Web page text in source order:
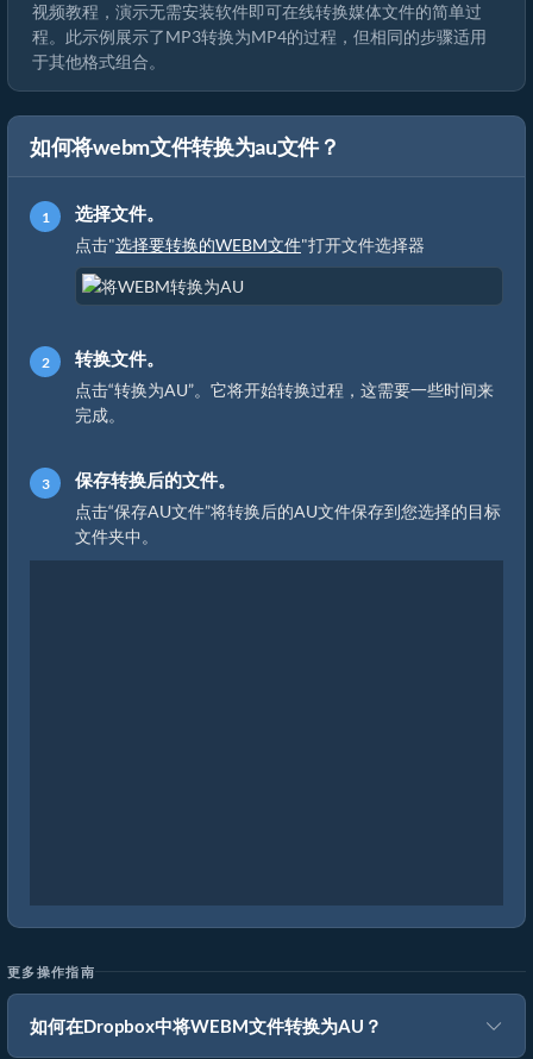
视频教程，演示无需安装软件即可在线转换媒体文件的简单过
程。此示例展示了MP3转换为MP4的过程，但相同的步骤适用
于其他格式组合。
如何将webm文件转换为au文件？
选择文件。
点击"选择要转换的WEBM文件"打开文件选择器
转换文件。
点击“转换为AU”。它将开始转换过程，这需要一些时间来
完成。
保存转换后的文件。
点击“保存AU文件”将转换后的AU文件保存到您选择的目标
文件夹中。
更多操作指南
如何在Dropbox中将WEBM文件转换为AU？